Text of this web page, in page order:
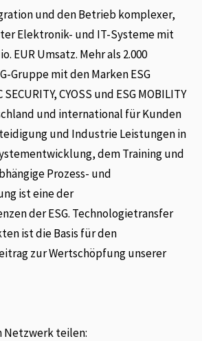
und den Betrieb komplexer,
Elektronik- und IT-Systeme mit
EUR Umsatz. Mehr als 2.000
Gruppe mit den Marken ESG
SECURITY, CYOSS und ESG MOBILITY
und international für Kunden
und Industrie Leistungen in
dem Training und
Prozess- und
ist eine der
der ESG. Technologietransfer
ist die Basis für den
zur Wertschöpfung unserer
Netzwerk teilen: